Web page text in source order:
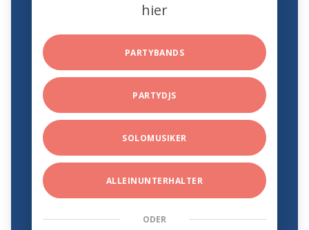
hier
PARTYBANDS
PARTYDJS
SOLOMUSIKER
ALLEINUNTERHALTER
ODER